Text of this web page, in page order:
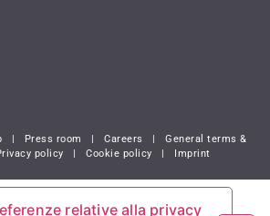
Press room |Careers |General terms &
policy |Cookie policy Imprint
relative alla privacy